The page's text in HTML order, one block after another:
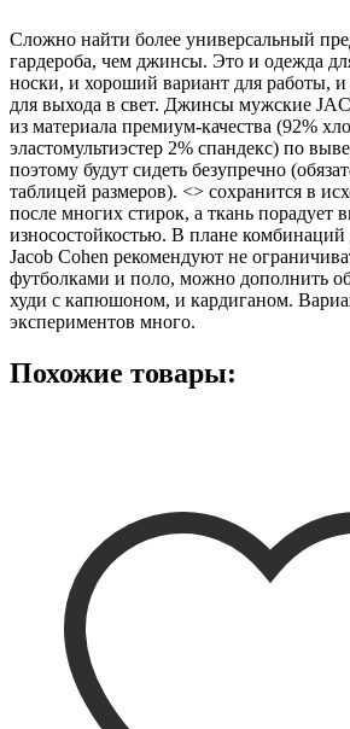
Сложно найти более универсальный
гардероба, чем джинсы. Это и одежда
носки, и хороший вариант для работы, и
для выхода в свет. Джинсы мужские
из материала премиум-качества (92%
эластомультиэстер 2% спандекс) по
поэтому будут сидеть безупречно
таблицей размеров). <> сохранится в
после многих стирок, а ткань порадует
износостойкостью. В плане
Jacob Cohen рекомендуют не
футболками и поло, можно дополнить
худи с капюшоном, и кардиганом.
экспериментов много.
Похожие товары: